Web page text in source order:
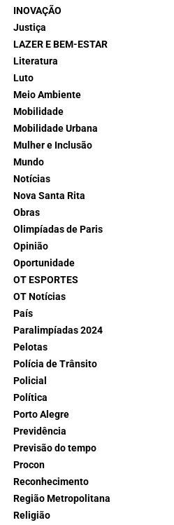
INOVAÇÃO
Justiça
LAZER E BEM-ESTAR
Literatura
Luto
Meio Ambiente
Mobilidade
Mobilidade Urbana
Mulher e Inclusão
Mundo
Notícias
Nova Santa Rita
Obras
Olimpíadas de Paris
Opinião
Oportunidade
OT ESPORTES
OT Notícias
País
Paralimpíadas 2024
Pelotas
Polícia de Trânsito
Policial
Política
Porto Alegre
Previdência
Previsão do tempo
Procon
Reconhecimento
Região Metropolitana
Religião